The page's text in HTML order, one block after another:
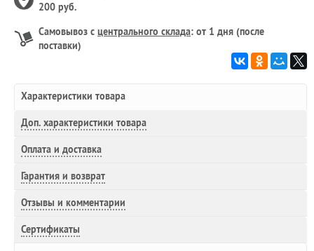
200 руб.
Самовывоз с центрального склада: от 1 дня (после
поставки)
Характеристики товара
Доп. характеристики товара
Оплата и доставка
Гарантия и возврат
Отзывы и комментарии
Сертификаты